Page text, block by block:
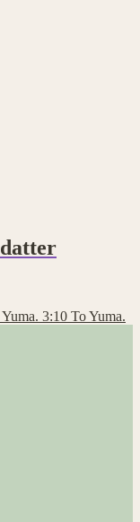
3:10 To Yuma.